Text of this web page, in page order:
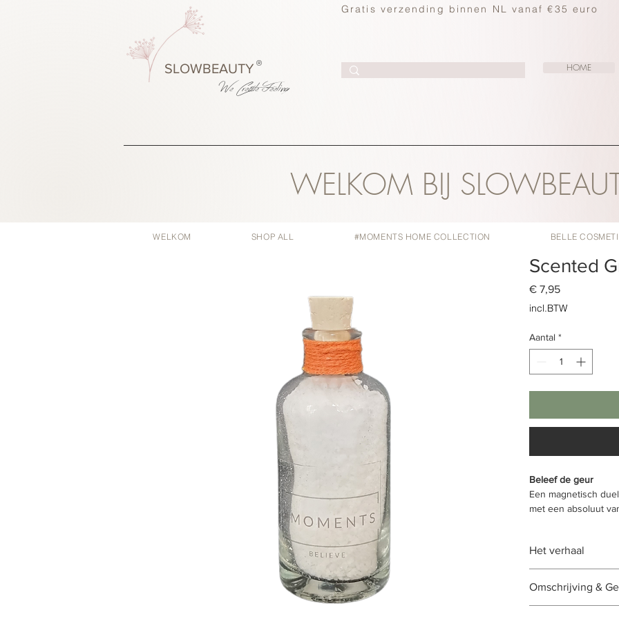
Gratis verzending binnen NL vanaf €35 euro
®
SLOWBEAUTY
We CreateFeeling
HOME
WELKOM BIJ
WELKOM SHOP ALL #MOMENTS HOME COLLECTION BELLE
Scented
€ 7,95Prijs
incl.BTW
Aantal *
Beleef de geur
Een magnetisch
met een absoluut
Het verhaal
supervrouwelijk op
geloof in haarzelf
Omschrijving &